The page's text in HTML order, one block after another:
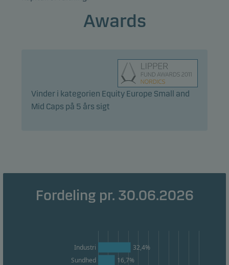
Awards
Vinder i kategorien Equity Europe Small and
Mid Caps på 5 års sigt
Fordeling pr. 30.06.2026
Industri
Sundhed
32,4%
16,7%
aggregeret/anonym form, og bruges til at måle og
optimere effektiviteten for vores hjemmeside.
Marketing